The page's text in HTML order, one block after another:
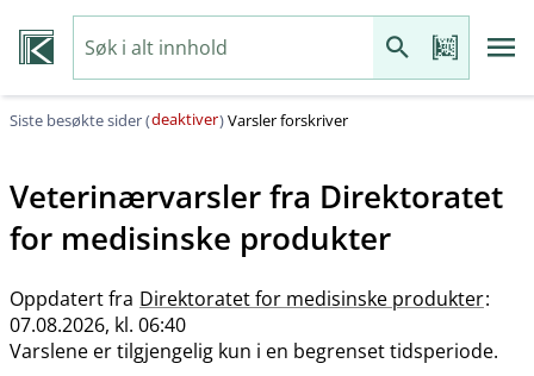
Siste besøkte sider (deaktiver)Varsler forskriver
Veterinærvarsler fra Direktoratet
for medisinske produkter
Oppdatert fra Direktoratet for medisinske produkter:
07.08.2026, kl. 06:40
Varslene er tilgjengelig kun i en begrenset tidsperiode.